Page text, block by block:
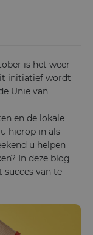
is het weer
initiatief wordt
Unie van
en de lokale
hierop in als
u helpen
In deze blog
succes van te